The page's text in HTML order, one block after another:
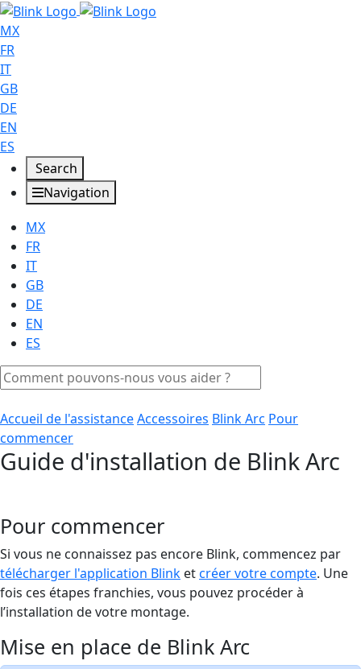
MX
FR
IT
GB
DE
EN
ES
Search
Navigation
MX
FR
IT
GB
DE
EN
ES
Accueil de l'assistanceAccessoires Blink Arc Pour
commencer
Guide d'installation de Blink Arc
Pour commencer
Si vous ne connaissez pas encore Blink, commencez par
télécharger l'application Blink etcréer votre compte. Une
fois ces étapes franchies, vous pouvez procéder à
l’installation de votre montage.
Mise en place de Blink Arc